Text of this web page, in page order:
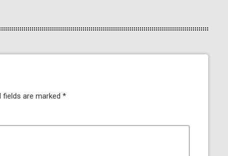
fields are marked *